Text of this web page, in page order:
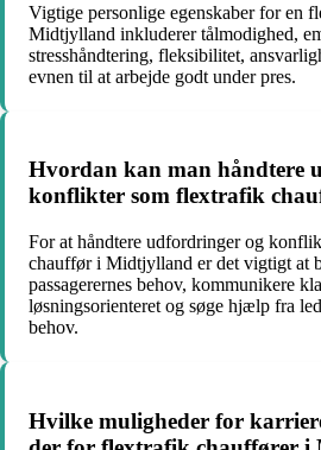
Vigtige personlige egenskaber for en
Midtjylland inkluderer tålmodighed,
stresshåndtering, fleksibilitet,
evnen til at arbejde godt under pres.
Hvordan kan man håndtere
konflikter som flextrafik
For at håndtere udfordringer og
chauffør i Midtjylland er det vigtigt at
passagerernes behov, kommunikere
løsningsorienteret og søge hjælp fra
behov.
Hvilke muligheder for